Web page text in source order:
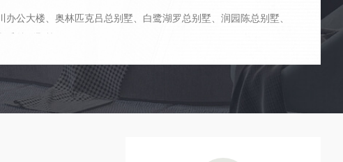
公大楼、奥林匹克吕总别墅、白鹭湖罗总别墅、润园陈总别墅、